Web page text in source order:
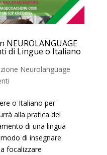
di Lingue o Italiano
Neurolanguage
o Italiano per
alla pratica del
di una lingua
di insegnare.
focalizzare